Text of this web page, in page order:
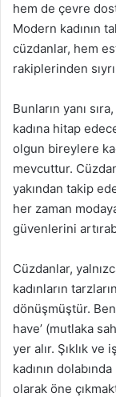
hem de çevre
Modern kadının
cüzdanlar, hem
rakiplerinden
Bunların yanı
kadına hitap
olgun bireylere
mevcuttur.
yakından takip
her zaman
güvenlerini
Cüzdanlar,
kadınların
dönüşmüştür.
have’ (mutlaka
yer alır. Şıklık
kadının
olarak öne